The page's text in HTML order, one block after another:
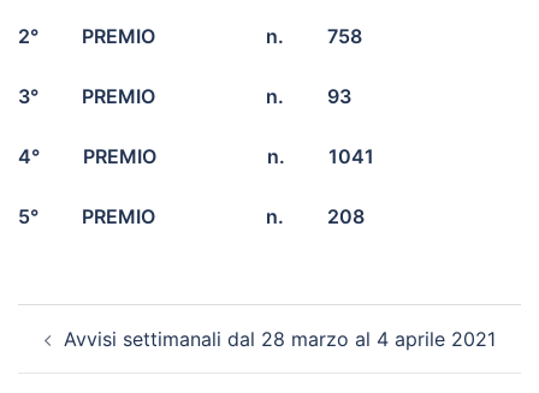
2° PREMIO n. 758
3° PREMIO n. 93
4° PREMIO n. 1041
5° PREMIO n. 208
articolo
Avvisi settimanali dal 28 marzo al 4 aprile 2021